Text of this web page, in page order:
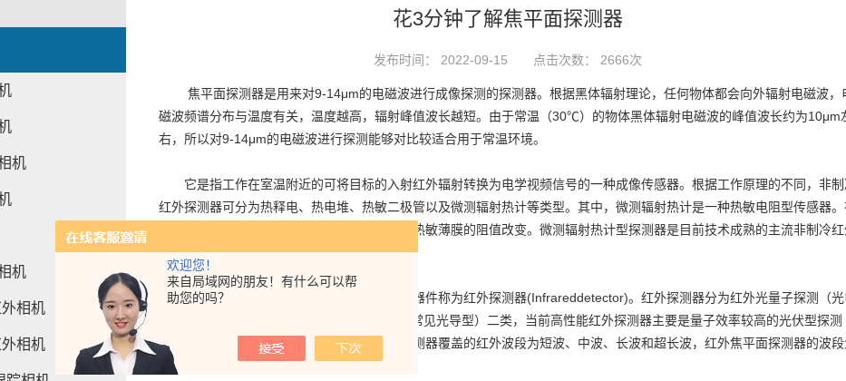
欢迎您！
来自局域网的朋友！有什么可以帮
助您的吗？
花3分钟了解焦平面探测器
发布时间： 2022-09-15 点击次数： 2666次
焦平面探测器是用来对9-14μm的电磁波进行成像探测的探测器。根据黑体辐射理论，任何物体都会向外辐射电磁波，
磁波频谱分布与温度有关，温度越高，辐射峰值波长越短。由于常温（30℃）的物体黑体辐射电磁波的峰值波长约为10μm
右，所以对9-14μm的电磁波进行探测能够对比较适合用于常温环境。
它是指工作在室温附近的可将目标的入射红外辐射转换为电学视频信号的一种成像传感器。根据工作原理的不同，非
红外探测器可分为热释电、热电堆、热敏二极管以及微测辐射热计等类型。其中，微测辐射热计是一种热敏电阻型传感器
红外辐射照射到传感器后，传感器温度升高，热敏薄膜的阻值改变。微测辐射热计型探测器是目前技术成熟的主流非制冷
探测器。
将红外辐射能转换为电能或其他物理量的器件称为红外探测器(Infrareddetector)。红外探测器分为红外光量子探测（
伏te效应，光伏型）和热探测（热电效应，最常见光导型）二类，当前高性能红外探测器主要是量子效率较高的光伏型探测
器。根据大气对红外辐射透射率窗口，红外探测器覆盖的红外波段为短波、中波、长波和超长波，红外焦平面探测器的波
分表。
机
机
相机
相机